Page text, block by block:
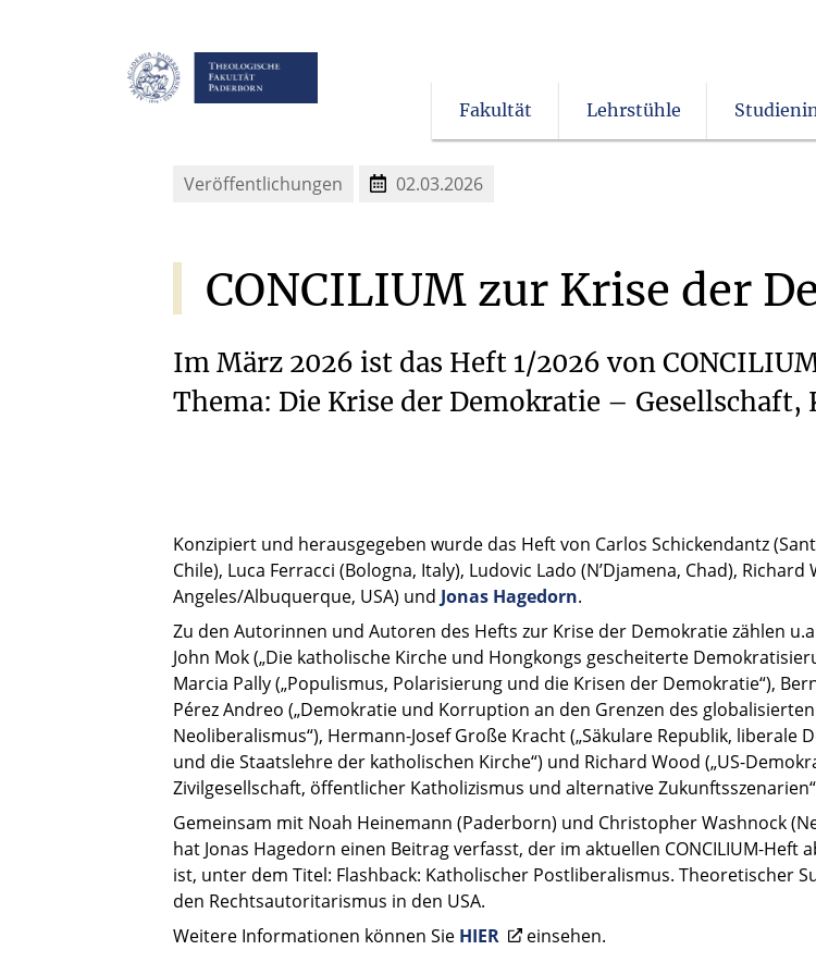
Fakultät Lehrstühle
Veröffentlichungen 02.03.2026
CONCILIUM zur Krise der
Im März 2026 ist das Heft 1/2026 von
Thema: Die Krise der Demokratie – Gesellschaft,
Konzipiert und herausgegeben wurde das Heft von Carlos Schickendantz
Chile), Luca Ferracci (Bologna, Italy), Ludovic Lado (N’Djamena, Chad), Richard
Angeles/Albuquerque, USA) und Jonas Hagedorn.
Zu den Autorinnen und Autoren des Hefts zur Krise der Demokratie zählen
John Mok („Die katholische Kirche und Hongkongs gescheiterte
Marcia Pally („Populismus, Polarisierung und die Krisen der Demokratie“),
Pérez Andreo („Demokratie und Korruption an den Grenzen des globalisierten
Neoliberalismus“), Hermann-Josef Große Kracht („Säkulare Republik, liberale
und die Staatslehre der katholischen Kirche“) und Richard Wood („US-
Zivilgesellschaft, öffentlicher Katholizismus und alternative
Gemeinsam mit Noah Heinemann (Paderborn) und Christopher Washnock
hat Jonas Hagedorn einen Beitrag verfasst, der im aktuellen CONCILIUM-Heft
ist, unter dem Titel: Flashback: Katholischer Postliberalismus. Theoretischer
den Rechtsautoritarismus in den USA.
Weitere Informationen können Sie HIER einsehen.